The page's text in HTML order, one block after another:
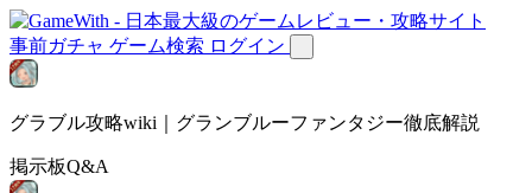
事前ガチャ ゲーム検索 ログイン
グラブル攻略wiki｜グランブルーファンタジー徹底解説
掲示板Q&A